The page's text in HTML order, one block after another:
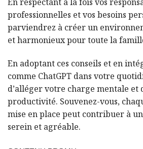
En respectant à la fois vos
professionnelles et vos besoins
parviendrez à créer un
et harmonieux pour toute la
En adoptant ces conseils et en
comme ChatGPT dans votre
d’alléger votre charge mentale et
productivité. Souvenez-vous,
mise en place peut contribuer à
serein et agréable.